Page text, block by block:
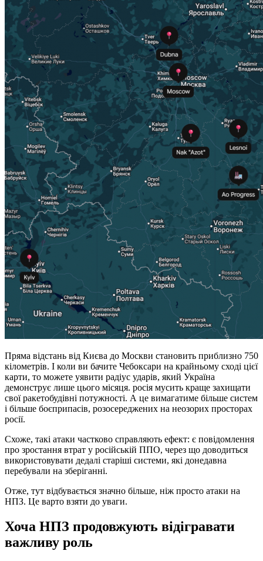
Пряма відстань від Києва до Москви становить приблизно 750
кілометрів. І коли ви бачите Чебоксари на крайньому сході цієї
карти, то можете уявити радіус ударів, який Україна
демонструє лише цього місяця. росія мусить краще захищати
свої ракетобудівні потужності. А це вимагатиме більше систем
і більше боєприпасів, розосереджених на неозорих просторах
росії.
Схоже, такі атаки частково справляють ефект: є повідомлення
про зростання втрат у російській ППО, через що доводиться
використовувати дедалі старіші системи, які донедавна
перебували на зберіганні.
Отже, тут відбувається значно більше, ніж просто атаки на
НПЗ. Це варто взяти до уваги.
Хоча НПЗ продовжують відігравати
важливу роль